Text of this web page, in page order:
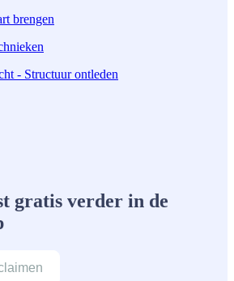
brengen
- Structuur ontleden
gratis verder in de